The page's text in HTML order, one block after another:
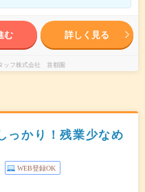
む 詳しく見る
ッフ株式会社 首都圏
っかり！残業少なめ
WEB登録OK